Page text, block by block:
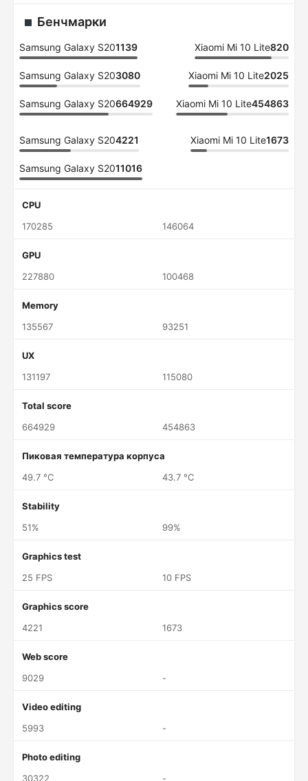
Бенчмарки
Samsung Galaxy S201139 Xiaomi Mi 10 Lite820
Samsung Galaxy S203080 Xiaomi Mi 10 Lite2025
Samsung Galaxy S20664929 Xiaomi Mi 10 Lite454863
Samsung Galaxy S204221 Xiaomi Mi 10 Lite1673
Samsung Galaxy S2011016
CPU
170285
146064
GPU
227880
100468
Memory
135567
93251
UX
131197
115080
Total score
664929
454863
Пиковая температура корпуса
49.7 °C
43.7 °C
Stability
51%
99%
Graphics test
25 FPS
10 FPS
Graphics score
4221
1673
Web score
9029
-
Video editing
5993
-
Photo editing
30322
-